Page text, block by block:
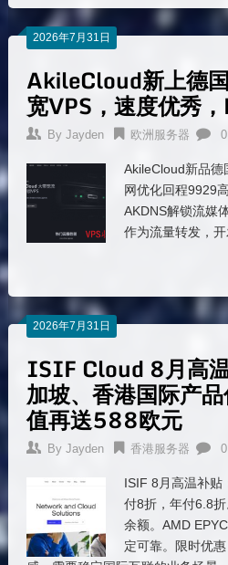
2026年7月31日
AkileCloud新上德
宽VPS，速度优秀
By Jayden 欧洲服务器
AkileCloud新品德
网优化回程9929
AKDNS解锁流媒
作为流量转发，开
2026年7月31日
ISIF Cloud 8月高
加坡、香港国际产
值再送588欧元
By Jayden 香港服务器
ISIF 8月高温补贴
付8折，年付6.8
余额。AMD
定可靠。限时优